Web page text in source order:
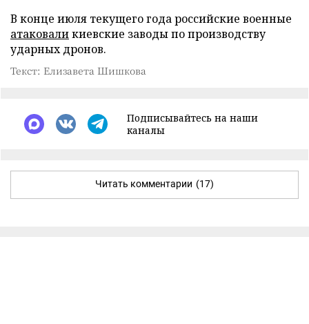
В конце июля текущего года российские военные
атаковаликиевские заводы по производству
ударных дронов.
Текст: Елизавета Шишкова
Подписывайтесь на наши
каналы
Читать комментарии (17)